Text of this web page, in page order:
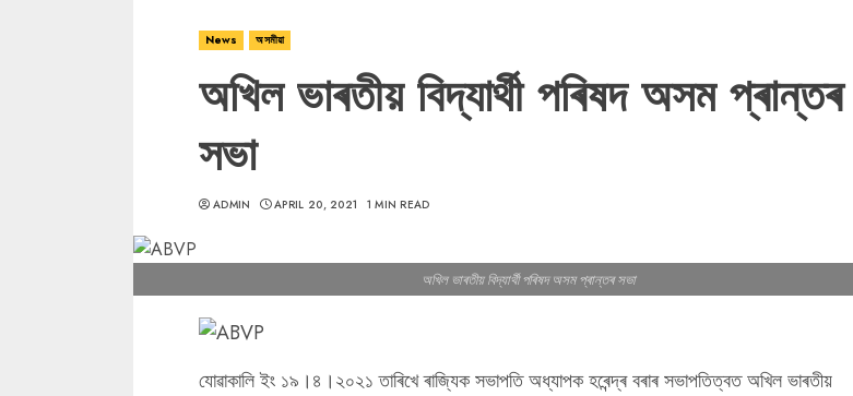
News অসমীয়া
অখিল ভাৰতীয় বিদ্যাৰ্থী পৰিষদ অসম প্ৰান্তৰ
সভা
ADMIN APRIL 20, 2021 1 MIN READ
অখিল ভাৰতীয় বিদ্যাৰ্থী পৰিষদ অসম প্ৰান্তৰ সভা
যোৱাকালি ইং ১৯।৪।২০২১ তাৰিখে ৰাজ্যিক সভাপতি অধ্যাপক হৰেন্দ্ৰ বৰাৰ সভাপতিত্বত অখিল ভাৰতীয়